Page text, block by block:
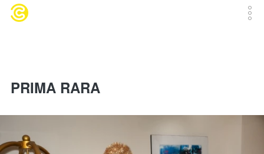
PRIMA RARA